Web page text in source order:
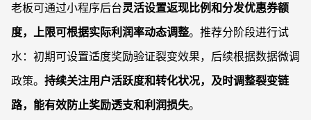
老板可通过小程序后台灵活设置返现比例和分发优惠券额
度，上限可根据实际利润率动态调整。推荐分阶段进行试
水：初期可设置适度奖励验证裂变效果，后续根据数据微调
政策。 持续关注用户活跃度和转化状况，及时调整裂变链
路，能有效防止奖励透支和利润损失。